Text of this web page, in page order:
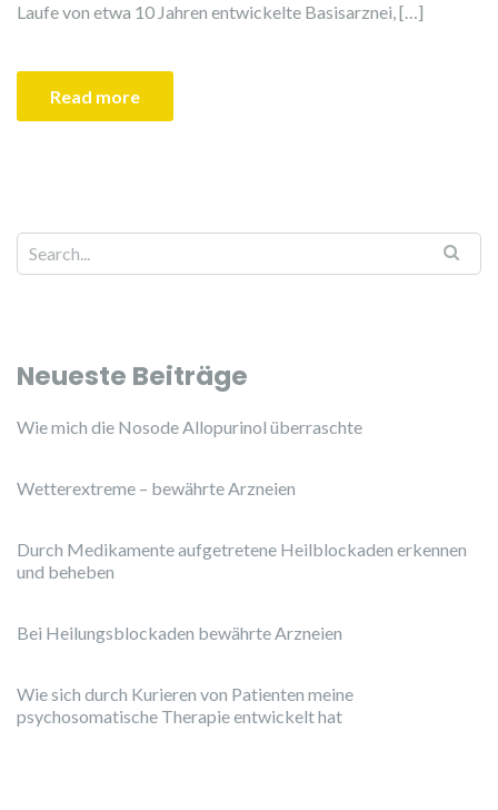
Laufe von etwa 10 Jahren entwickelte Basisarznei, […]
Read more
Search for:
Neueste Beiträge
Wie mich die Nosode Allopurinol überraschte
Wetterextreme – bewährte Arzneien
Durch Medikamente aufgetretene Heilblockaden erkennen
und beheben
Bei Heilungsblockaden bewährte Arzneien
Wie sich durch Kurieren von Patienten meine
psychosomatische Therapie entwickelt hat